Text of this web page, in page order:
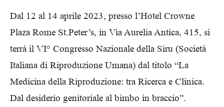
Dal 12 al 14 aprile 2023, presso l’Hotel Crowne
Plaza Rome St.Peter’s, in Via Aurelia Antica, 415, si
terrà il VI° Congresso Nazionale della Siru (Società
Italiana di Riproduzione Umana) dal titolo “La
Medicina della Riproduzione: tra Ricerca e Clinica.
Dal desiderio genitoriale al bimbo in braccio”.